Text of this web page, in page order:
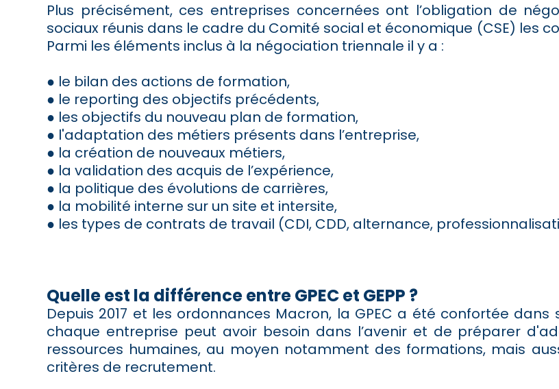
Plus précisément, ces entreprises concernées ont l’obligation de
sociaux réunis dans le cadre du Comité social et économique (CSE) les
Parmi les éléments inclus à la négociation triennale il y a :
● le bilan des actions de formation,
● le reporting des objectifs précédents,
● les objectifs du nouveau plan de formation,
● l'adaptation des métiers présents dans l’entreprise,
● la création de nouveaux métiers,
● la validation des acquis de l’expérience,
● la politique des évolutions de carrières,
● la mobilité interne sur un site et intersite,
● les types de contrats de travail (CDI, CDD, alternance,
Quelle est la différence entre GPEC et GEPP ?
Depuis 2017 et les ordonnances Macron, la GPEC a été confortée
chaque entreprise peut avoir besoin dans l’avenir et de préparer
ressources humaines, au moyen notamment des formations, mais
critères de recrutement.